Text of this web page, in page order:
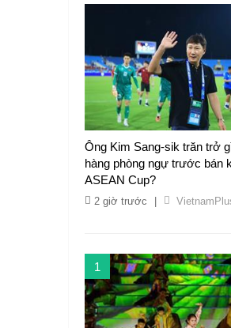
Ông Kim Sang-sik trăn trở
hàng phòng ngự trước bán
ASEAN Cup?
2 giờ trước
1